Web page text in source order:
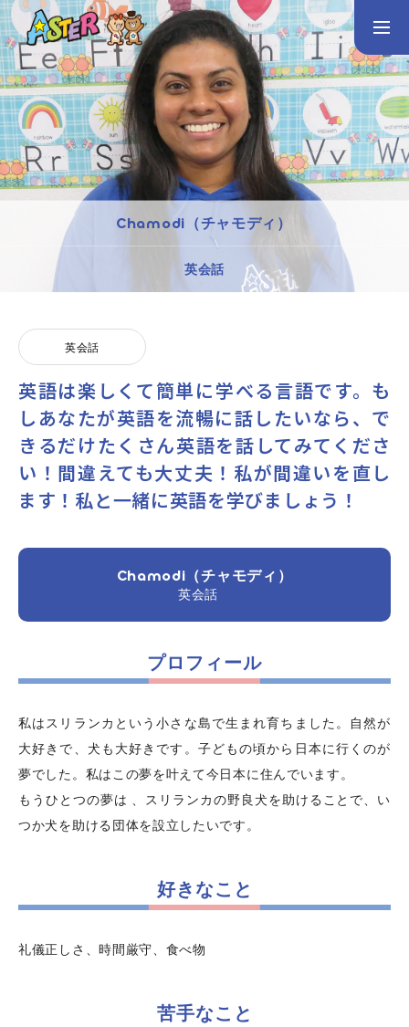
お問い合わせ Instagram
トップページ
コース案内
英会話／プログラミング／3Dデザイン／学童保育
英会話（未就学児） 英会話（小学生） 英会話（中学生）
生徒・保護者の声
スタッフ紹介
アクセス
よくあるご質問
団体向け出張英会話
新着情報
コラム・読み物
Chamodi（チャモディ）
英会話
英会話
英語は楽しくて簡単に学べる言語です。も
しあなたが英語を流暢に話したいなら、で
きるだけたくさん英語を話してみてくださ
い！間違えても大丈夫！私が間違いを直し
ます！私と一緒に英語を学びましょう！
Chamodi（チャモディ）
英会話
プロフィール
私はスリランカという小さな島で生まれ育ちました。自然が
大好きで、犬も大好きです。子どもの頃から日本に行くのが
夢でした。私はこの夢を叶えて今日本に住んでいます。
もうひとつの夢は 、スリランカの野良犬を助けることで、い
つか犬を助ける団体を設立したいです。
好きなこと
礼儀正しさ、時間厳守、食べ物
苦手なこと